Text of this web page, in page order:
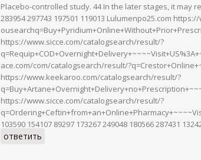
Placebo-controlled study. 44 In the later stages, it may
283954 297743 197501 119013 Lulumenpo25.com
https://www.sicce.com/catalogsearch/result/?
ace.com/com/catalogsearch/result/
https://www.keekaroo.com/catalogsearch/result/?
https://www.sicce.com/catalogsearch/result/?
103590 154107 89297 173267 249048 180566 287431
ответить